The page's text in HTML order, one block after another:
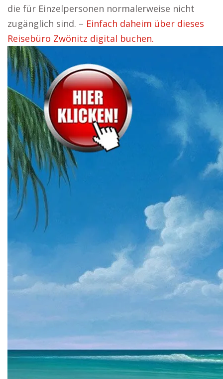
die für Einzelpersonen normalerweise nicht
zugänglich sind. – Einfach daheim über dieses
Reisebüro Zwönitz digital buchen.